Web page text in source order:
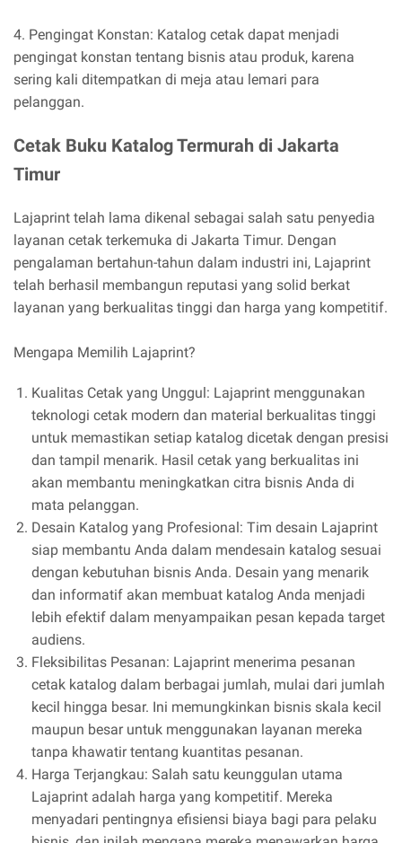
4. Pengingat Konstan: Katalog cetak dapat menjadi
pengingat konstan tentang bisnis atau produk, karena
sering kali ditempatkan di meja atau lemari para
pelanggan.
Cetak Buku Katalog Termurah di Jakarta
Timur
Lajaprint telah lama dikenal sebagai salah satu penyedia
layanan cetak terkemuka di Jakarta Timur. Dengan
pengalaman bertahun-tahun dalam industri ini, Lajaprint
telah berhasil membangun reputasi yang solid berkat
layanan yang berkualitas tinggi dan harga yang kompetitif.
Mengapa Memilih Lajaprint?
Kualitas Cetak yang Unggul: Lajaprint menggunakan
teknologi cetak modern dan material berkualitas tinggi
untuk memastikan setiap katalog dicetak dengan presisi
dan tampil menarik. Hasil cetak yang berkualitas ini
akan membantu meningkatkan citra bisnis Anda di
mata pelanggan.
Desain Katalog yang Profesional: Tim desain Lajaprint
siap membantu Anda dalam mendesain katalog sesuai
dengan kebutuhan bisnis Anda. Desain yang menarik
dan informatif akan membuat katalog Anda menjadi
lebih efektif dalam menyampaikan pesan kepada target
audiens.
Fleksibilitas Pesanan: Lajaprint menerima pesanan
cetak katalog dalam berbagai jumlah, mulai dari jumlah
kecil hingga besar. Ini memungkinkan bisnis skala kecil
maupun besar untuk menggunakan layanan mereka
tanpa khawatir tentang kuantitas pesanan.
Harga Terjangkau: Salah satu keunggulan utama
Lajaprint adalah harga yang kompetitif. Mereka
menyadari pentingnya efisiensi biaya bagi para pelaku